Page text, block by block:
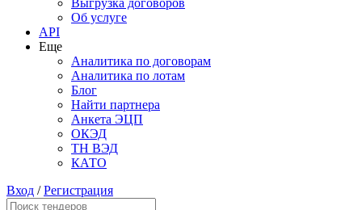
Выгрузка договоров
Об услуге
API
Еще
Аналитика по договорам
Аналитика по лотам
Блог
Найти партнера
Анкета ЭЦП
ОКЭД
ТН ВЭД
КАТО
Вход /Регистрация